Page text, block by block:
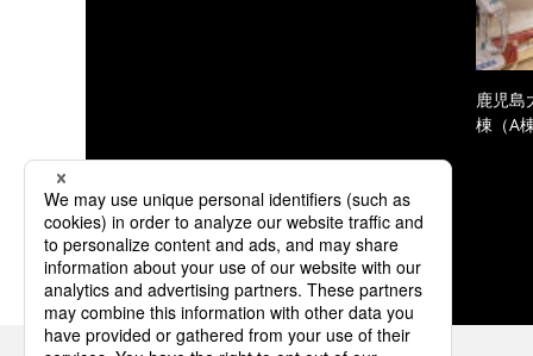
鹿児島
棟（A